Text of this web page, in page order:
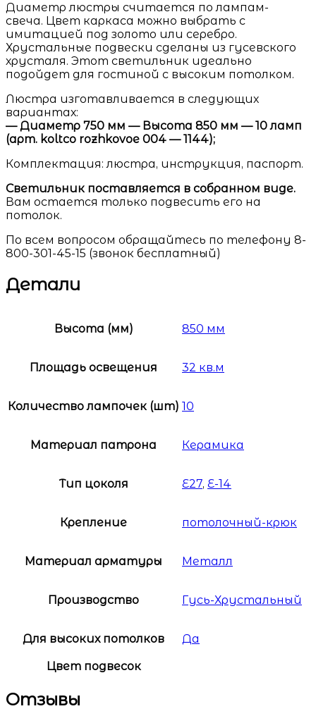
Диаметр люстры считается по лампам-
свеча. Цвет каркаса можно выбрать с
имитацией под золото или серебро.
Хрустальные подвески сделаны из гусевского
хрусталя. Этот светильник идеально
подойдет для гостиной с высоким потолком.
Люстра изготавливается в следующих
вариантах:
— Диаметр 750 мм — Высота 850 мм — 10 ламп
(арт. koltco rozhkovoe 004 — 1144);
Комплектация: люстра, инструкция, паспорт.
Светильник поставляется в собранном виде.
Вам остается только подвесить его на
потолок.
По всем вопросом обращайтесь по телефону 8-
800-301-45-15 (звонок бесплатный)
Детали
Высота (мм) 850 мм
Площадь освещения 32 кв.м
Количество лампочек (шт) 10
Материал патрона Керамика
Тип цоколя E27, Е-14
Крепление потолочный-крюк
Материал арматуры Металл
Производство Гусь-Хрустальный
Для высоких потолков Да
Цвет подвесок
Отзывы